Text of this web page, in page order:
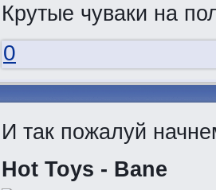
Крутые чуваки на
0
И так пожалуй
Hot Toys - Bane